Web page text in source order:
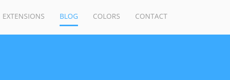
EXTENSIONS BLOG COLORS CONTACT